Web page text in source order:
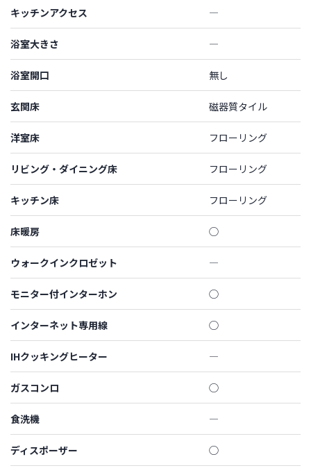
キッチンアクセス ―
浴室大きさ ―
浴室開口 無し
玄関床 磁器質タイル
洋室床 フローリング
リビング・ダイニング床 フローリング
キッチン床 フローリング
床暖房 ◯
ウォークインクロゼット ―
モニター付インターホン ◯
インターネット専用線 ◯
IHクッキングヒーター ―
ガスコンロ ◯
食洗機 ―
ディスポーザー ◯